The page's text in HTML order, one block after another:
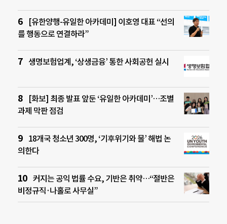
[유한양행-유일한 아카데미] 이호영 대표 “선의
를 행동으로 연결하라”
생명보험업계, ‘상생금융’ 통한 사회공헌 실시
[화보] 최종 발표 앞둔 ‘유일한 아카데미’…조별
과제 막판 점검
18개국 청소년 300명, ‘기후위기와 물’ 해법 논
의한다
커지는 공익 법률 수요, 기반은 취약…“절반은
비정규직·나홀로 사무실”